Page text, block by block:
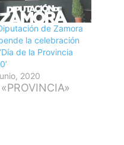
de Zamora
la celebración
de la Provincia
2020